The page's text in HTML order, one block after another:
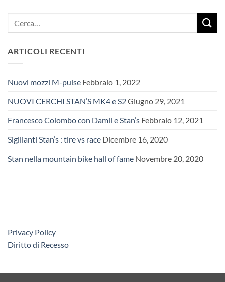
ARTICOLI RECENTI
Nuovi mozzi M-pulse Febbraio 1, 2022
NUOVI CERCHI STAN’S MK4 e S2Giugno 29, 2021
Francesco Colombo con Damil e Stan’s Febbraio 12, 2021
Sigillanti Stan’s : tire vs race Dicembre 16, 2020
Stan nella mountain bike hall of fame Novembre 20, 2020
Privacy Policy
Diritto di Recesso